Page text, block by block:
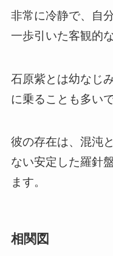
非常に冷静で、自
一歩引いた客観的
石原紫とは幼なじ
に乗ることも多いで
彼の存在は、混沌
ない安定した羅針
ます。
相関図